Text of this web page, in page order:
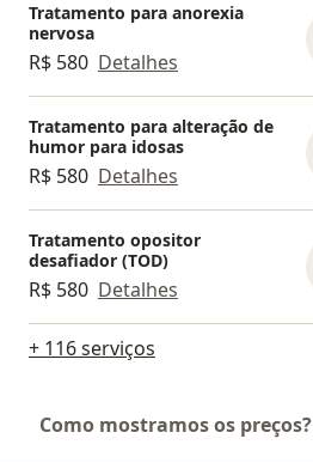
Tratamento para anorexia
nervosa
R$ 580 Detalhes
Tratamento para alteração de
humor para idosas
R$ 580 Detalhes
Tratamento opositor
desafiador (TOD)
R$ 580 Detalhes
+ 116 serviços
Como mostramos os preços?